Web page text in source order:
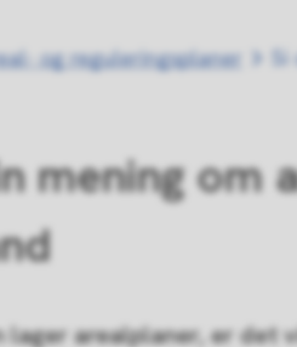
og reguleringsplaner
mening om
lager arealplaner, er det